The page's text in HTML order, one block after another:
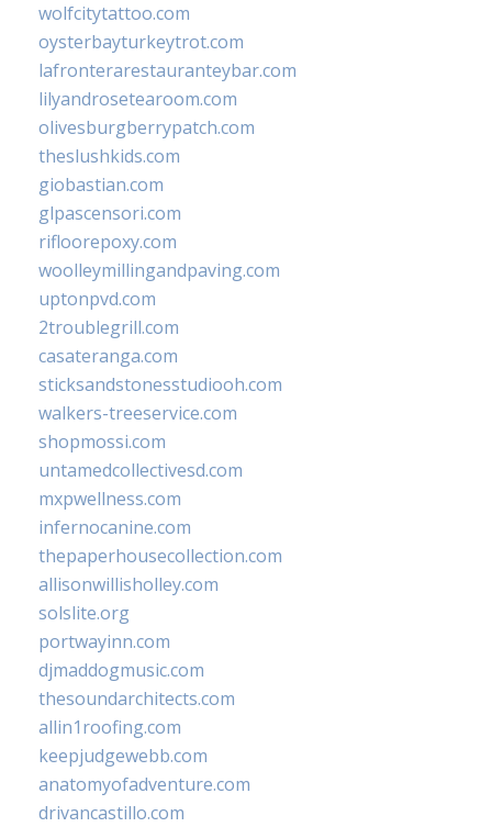
wolfcitytattoo.com
oysterbayturkeytrot.com
lafronterarestauranteybar.com
lilyandrosetearoom.com
olivesburgberrypatch.com
theslushkids.com
giobastian.com
glpascensori.com
rifloorepoxy.com
woolleymillingandpaving.com
uptonpvd.com
2troublegrill.com
casateranga.com
sticksandstonesstudiooh.com
walkers-treeservice.com
shopmossi.com
untamedcollectivesd.com
mxpwellness.com
infernocanine.com
thepaperhousecollection.com
allisonwillisholley.com
solslite.org
portwayinn.com
djmaddogmusic.com
thesoundarchitects.com
allin1roofing.com
keepjudgewebb.com
anatomyofadventure.com
drivancastillo.com